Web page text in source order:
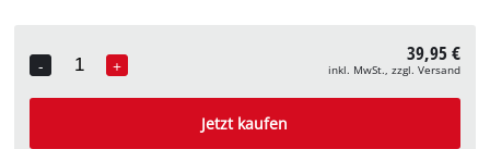
Art.-Nr: 4540021
-
Quantity
+ 39,95 €
inkl. MwSt., zzgl. Versand
Jetzt kaufen